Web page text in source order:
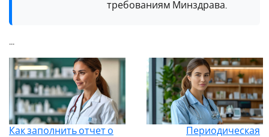
требованиям Минздрава.
...
Как заполнить отчет о
Периодическая